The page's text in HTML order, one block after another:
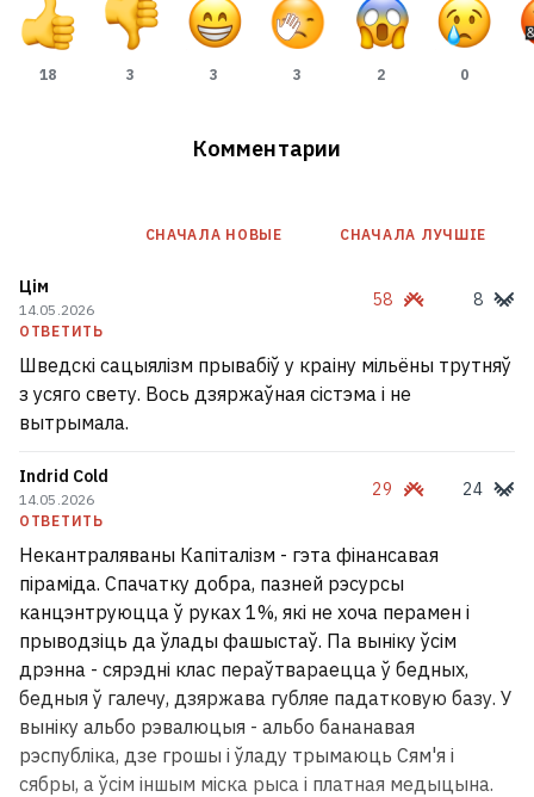
18 3 3 3 2 0
Комментарии
СНАЧАЛА НОВЫE СНАЧАЛА ЛУЧШІЕ
Цім
14.05.2026
ОТВЕТИТЬ
58 8
Шведскі сацыялізм прывабіў у краіну мільёны трутняў
з усяго свету. Вось дзяржаўная сістэма і не
вытрымала.
Indrid Cold
14.05.2026
ОТВЕТИТЬ
29 24
Некантраляваны Капіталізм - гэта фінансавая
піраміда. Спачатку добра, пазней рэсурсы
канцэнтруюцца ў руках 1%, які не хоча перамен і
прыводзіць да ўлады фашыстаў. Па выніку ўсім
дрэнна - сярэдні клас пераўтвараецца ў бедных,
бедныя ў галечу, дзяржава губляе падатковую базу. У
выніку альбо рэвалюцыя - альбо бананавая
рэспубліка, дзе грошы і ўладу трымаюць Сям'я і
сябры, а ўсім іншым міска рыса і платная медыцына.